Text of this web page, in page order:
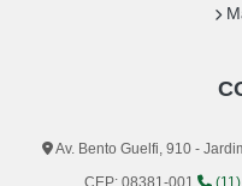
Av. Bento Guelfi, 910 -
CEP: 08381-001
(11)